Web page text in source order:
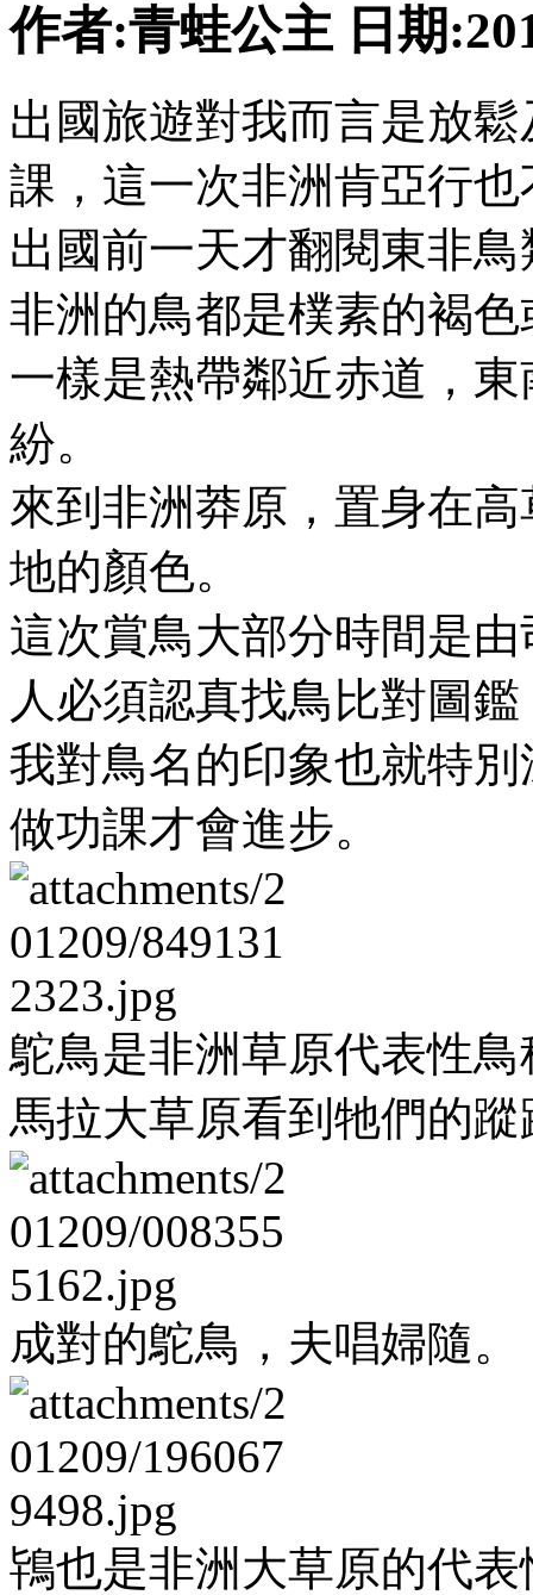
作者:青蛙公主 日期
出國旅遊對我而言是放
課，這一次非洲肯亞行
出國前一天才翻閱東非
非洲的鳥都是樸素的褐
一樣是熱帶鄰近赤道，
紛。
來到非洲莽原，置身在
地的顏色。
這次賞鳥大部分時間是
人必須認真找鳥比對圖鑑
我對鳥名的印象也就特
做功課才會進步。
鴕鳥是非洲草原代表性
馬拉大草原看到牠們的蹤
成對的鴕鳥，夫唱婦隨。
鴇也是非洲大草原的代